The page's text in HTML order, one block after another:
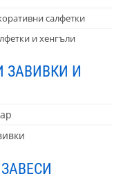
салфетки
и хенгъли
ЗАВИВКИ И